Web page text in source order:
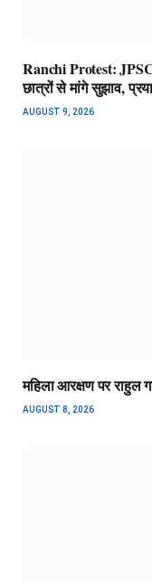
Ranchi Protest:
छात्रों से मांगे सुझाव,
AUGUST 9, 2026
महिला आरक्षण पर राहुल
AUGUST 8, 2026